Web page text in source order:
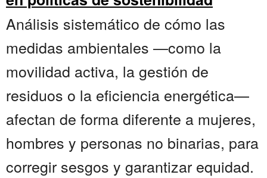
Análisis sistemático de cómo las
medidas ambientales —como la
movilidad activa, la gestión de
residuos o la eficiencia energética—
afectan de forma diferente a mujeres,
hombres y personas no binarias, para
corregir sesgos y garantizar equidad.